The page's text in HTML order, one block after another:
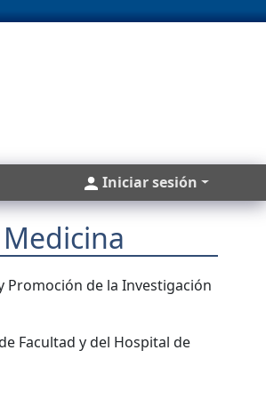
Cuentas
Iniciar sesión
Promoción de la Investigación
Facultad y del Hospital de